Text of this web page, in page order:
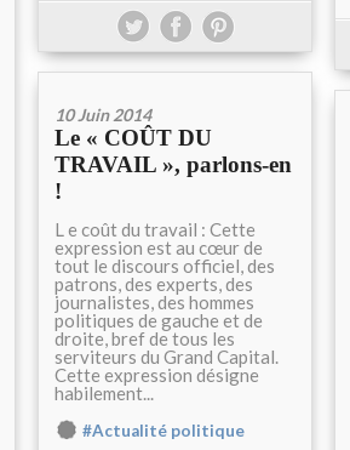
10 Juin 2014
Le « COÛT DU
TRAVAIL », parlons-en
!
L e coût du travail : Cette
expression est au cœur de
tout le discours officiel, des
patrons, des experts, des
journalistes, des hommes
politiques de gauche et de
droite, bref de tous les
serviteurs du Grand Capital.
Cette expression désigne
habilement...
#Actualité politique